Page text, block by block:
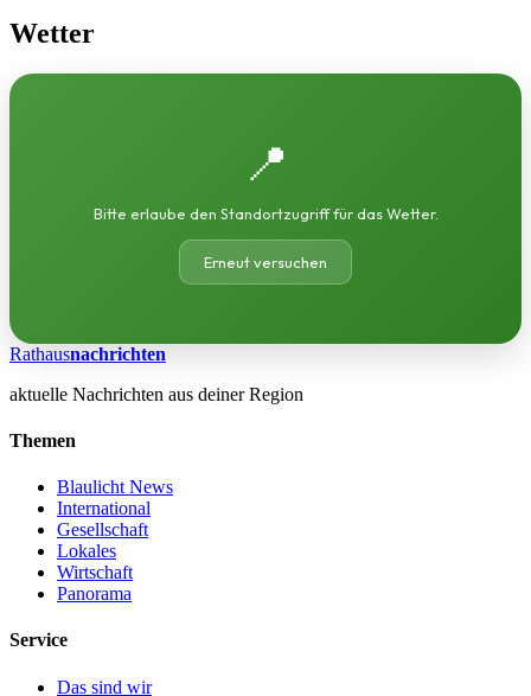
Wetter
📍
Bitte erlaube den Standortzugriff für das Wetter.
Erneut versuchen
Rathausnachrichten
aktuelle Nachrichten aus deiner Region
Themen
Blaulicht News
International
Gesellschaft
Lokales
Wirtschaft
Panorama
Service
Das sind wir